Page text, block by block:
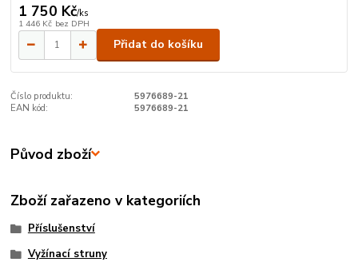
1 750 Kč/ks
1 446 Kč bez DPH
Přidat do košíku
Číslo produktu:
5976689-21
EAN kód:
5976689-21
Původ zboží
Zboží zařazeno v kategoriích
Příslušenství
Vyžínací struny